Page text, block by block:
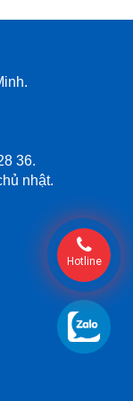
36.
nhật.
Hotline